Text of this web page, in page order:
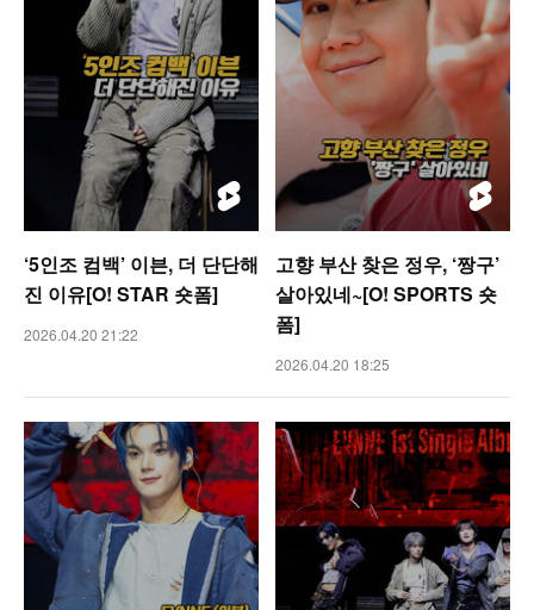
‘5인조 컴백’ 이븐, 더 단단해
진 이유[O! STAR 숏폼]
2026.04.20 21:22
고향 부산 찾은 정우, ‘짱구’
살아있네~[O! SPORTS 숏
폼]
2026.04.20 18:25